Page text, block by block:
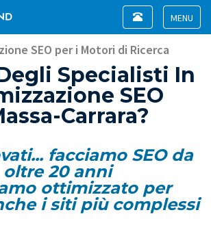
Toggle
Toggle
navigation
SEO per i Motori di Ricerca
Specialisti In
SEO
Carrara?
facciamo SEO da
oltre 20 anni
ottimizzato per
i siti più complessi